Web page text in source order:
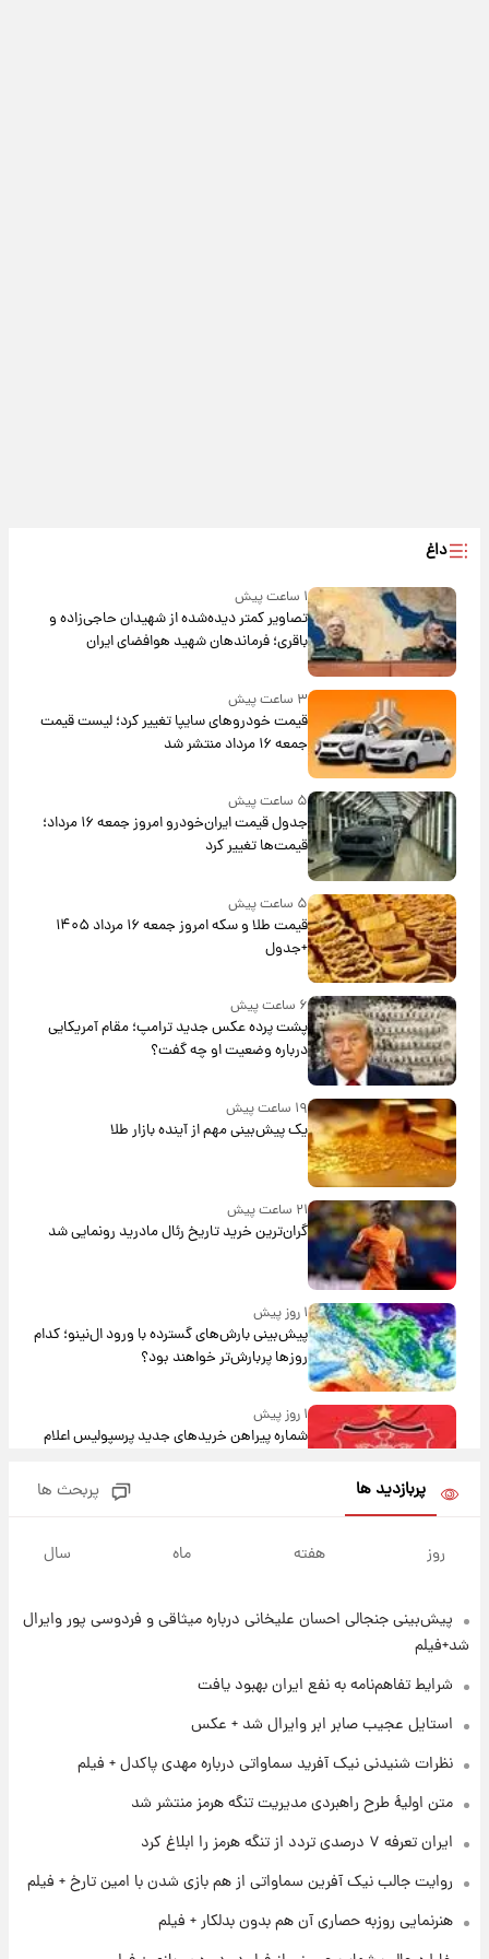
داغ
۱ ساعت پیش
تصاویر کمتر دیده‌شده از شهیدان حاجی‌زاده و
باقری؛ فرماندهان شهید هوافضای ایران
۳ ساعت پیش
قیمت خودروهای سایپا تغییر کرد؛ لیست قیمت
جمعه ۱۶ مرداد منتشر شد
۵ ساعت پیش
جدول قیمت ایران‌خودرو امروز جمعه ۱۶ مرداد؛
قیمت‌ها تغییر کرد
۵ ساعت پیش
قیمت طلا و سکه امروز جمعه ۱۶ مرداد ۱۴۰۵
+جدول
۶ ساعت پیش
پشت پرده عکس جدید ترامپ؛ مقام آمریکایی
درباره وضعیت او چه گفت؟
۱۹ ساعت پیش
یک پیش‌بینی مهم از آینده بازار طلا
۲۱ ساعت پیش
گران‌ترین خرید تاریخ رئال مادرید رونمایی شد
۱ روز پیش
پیش‌بینی بارش‌های گسترده با ورود ال‌نینو؛ کدام
روزها پربارش‌تر خواهند بود؟
۱ روز پیش
شماره پیراهن خریدهای جدید پرسپولیس اعلام
شد+فیلم
۱ روز پیش
۱ روز پیش
شارژ جدید کالابرگ برای سه دهک؛ جزئیات اعلام
۱ روز پیش
شرایط تازه فروش اقساطی سایپا اعلام شد؛
پربازدید ها پربحث ها
روز هفته ماه سال
پیش‌بینی جنجالی احسان علیخانی درباره میثاقی و فردوسی پور وایرال
شد+فیلم
شرایط تفاهم‌نامه به نفع ایران بهبود یافت
استایل عجیب صابر ابر وایرال شد + عکس
نظرات شنیدنی نیک آفرید سماواتی درباره مهدی پاکدل + فیلم
متن اولیۀ طرح راهبردی مدیریت تنگه هرمز منتشر شد
ایران تعرفه ۷ درصدی تردد از تنگه هرمز را ابلاغ کرد
روایت جالب نیک آفرین سماواتی از هم بازی شدن با امین تارخ + فیلم
هنرنمایی روزبه حصاری آن هم بدون بدلکار + فیلم